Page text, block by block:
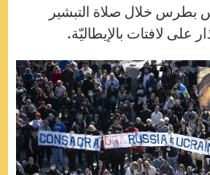
بطرس خلال صلاة التبشير